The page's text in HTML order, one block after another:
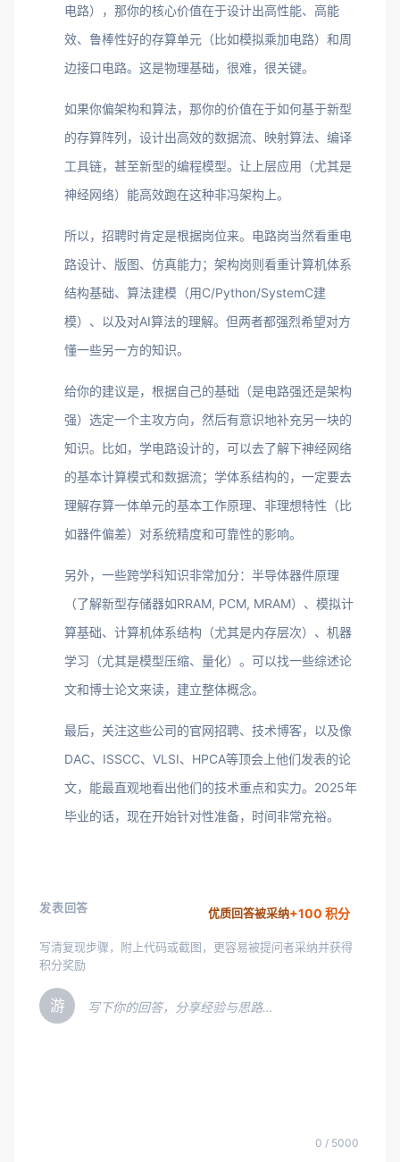
电路），那你的核心价值在于设计出高性能、高能
效、鲁棒性好的存算单元（比如模拟乘加电路）和周
边接口电路。这是物理基础，很难，很关键。
如果你偏架构和算法，那你的价值在于如何基于新型
的存算阵列，设计出高效的数据流、映射算法、编译
工具链，甚至新型的编程模型。让上层应用（尤其是
神经网络）能高效跑在这种非冯架构上。
所以，招聘时肯定是根据岗位来。电路岗当然看重电
路设计、版图、仿真能力；架构岗则看重计算机体系
结构基础、算法建模（用C/Python/SystemC建
模）、以及对AI算法的理解。但两者都强烈希望对方
懂一些另一方的知识。
给你的建议是，根据自己的基础（是电路强还是架构
强）选定一个主攻方向，然后有意识地补充另一块的
知识。比如，学电路设计的，可以去了解下神经网络
的基本计算模式和数据流；学体系结构的，一定要去
理解存算一体单元的基本工作原理、非理想特性（比
如器件偏差）对系统精度和可靠性的影响。
另外，一些跨学科知识非常加分：半导体器件原理
（了解新型存储器如RRAM, PCM, MRAM）、模拟计
算基础、计算机体系结构（尤其是内存层次）、机器
学习（尤其是模型压缩、量化）。可以找一些综述论
文和博士论文来读，建立整体概念。
最后，关注这些公司的官网招聘、技术博客，以及像
DAC、ISSCC、VLSI、HPCA等顶会上他们发表的论
文，能最直观地看出他们的技术重点和实力。2025年
毕业的话，现在开始针对性准备，时间非常充裕。
发表回答 优质回答被采纳+100 积分
写清复现步骤，附上代码或截图，更容易被提问者采纳并获得
积分奖励
游 写下你的回答，分享经验与思路…
0 / 5000